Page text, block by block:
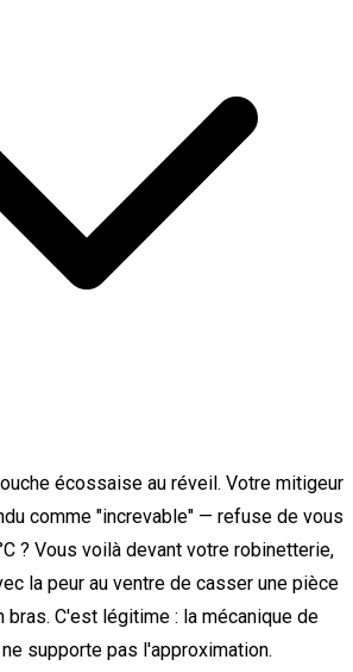
écossaise au réveil. Votre mitigeur
comme "increvable" — refuse de vous
? Vous voilà devant votre robinetterie,
la peur au ventre de casser une pièce
bras. C'est légitime : la mécanique de
supporte pas l'approximation.